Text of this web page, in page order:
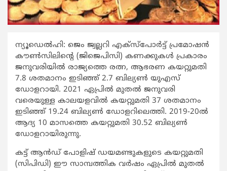
ന്യൂഡെല്‍ഹി: ജെം ജ്വല്ലറി എക്സ്പോര്‍ട്ട് പ്രമോഷന്‍
കൗണ്‍സിലിന്‍റെ (ജിജെപിസി) കണക്കുകള്‍ പ്രകാരം
ജനുവരിയില്‍ രാജ്യത്തെ രത്ന, ആഭരണ കയറ്റുമതി
7.8 ശതമാനം ഇടിഞ്ഞ് 2.7 ബില്യണ്‍ യുഎസ്
ഡോളറായി. 2021 ഏപ്രില്‍ മുതല്‍ ജനുവരി
വരെയുള്ള കാലയളവില്‍ കയറ്റുമതി 37 ശതമാനം
ഇടിഞ്ഞ് 19.24 ബില്യണ്‍ ഡോളറിലെത്തി. 2019-20ല്‍
ആദ്യ 10 മാസത്തെ കയറ്റുമതി 30.52 ബില്യണ്‍
ഡോളറായിരുന്നു.
കട്ട് ആന്‍ഡ് പോളിഷ് ഡയമണ്ടുകളുടെ കയറ്റുമതി
(സിപിഡി) ഈ സാമ്പത്തിക വര്‍ഷം ഏപ്രില്‍ മുതല്‍